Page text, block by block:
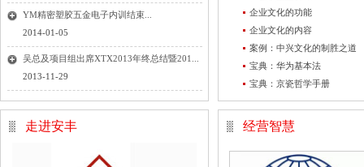
YM精密塑胶五金电子内训结束...
2014-01-05
吴总及项目组出席XTX2013年终总结暨201...
2013-11-29
企业文化的功能
企业文化的内容
案例：中兴文化的制胜之道
宝典：华为基本法
宝典：京瓷哲学手册
走进安丰 经营智慧